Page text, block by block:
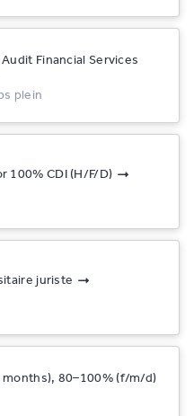
Financial Services
plein
100% CDI (H/F/D)
juriste
months), 80–100% (f/m/d)